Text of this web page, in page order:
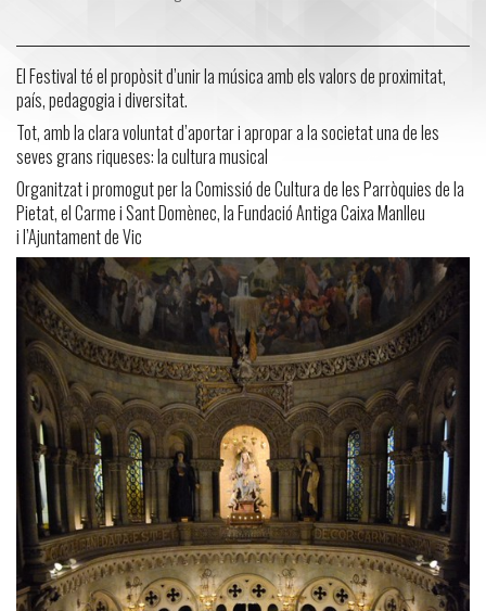
El Festival té el propòsit d’unir la música amb els valors de proximitat,
país, pedagogia i diversitat.
Tot, amb la clara voluntat d’aportar i apropar a la societat una de les
seves grans riqueses: la cultura musical
Organitzat i promogut per la Comissió de Cultura de les Parròquies de la
Pietat, el Carme i Sant Domènec, la Fundació Antiga Caixa Manlleu
i l’Ajuntament de Vic